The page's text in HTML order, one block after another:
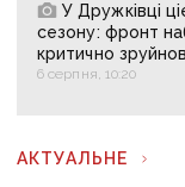
У Дружківці
сезону: фронт
критично
6 серпня, 10:20
АКТУАЛЬНЕ